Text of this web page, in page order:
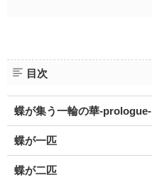
目次
蝶が集う一輪の華-prologue-
蝶が一匹
蝶が二匹